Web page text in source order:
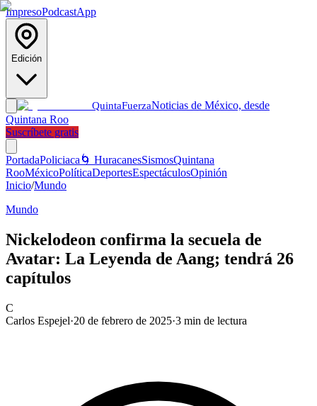
ImpresoPodcastApp
Edición
QuintaFuerzaNoticias de México, desde
Quintana Roo
Suscríbete gratis
PortadaPoliciaca 🌀 HuracanesSismosQuintana
RooMéxicoPolíticaDeportesEspectáculosOpinión
Inicio/Mundo
Mundo
Nickelodeon confirma la secuela de
Avatar: La Leyenda de Aang; tendrá 26
capítulos
C
Carlos Espejel·20 de febrero de 2025·3 min de lectura